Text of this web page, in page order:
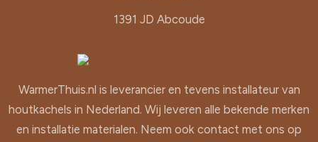
1391 JD Abcoude
WarmerThuis.nl is leverancier en tevens installateur van
houtkachels in Nederland. Wij leveren alle bekende merken
en installatie materialen. Neem ook contact met ons op